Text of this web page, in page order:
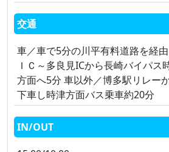
交通
車／車で5分の川平有料道路を経
ＩＣ～多良見ICから長崎バイパス
方面へ5分 車以外／博多駅リレー
下車し時津方面バス乗車約20分
IN/OUT